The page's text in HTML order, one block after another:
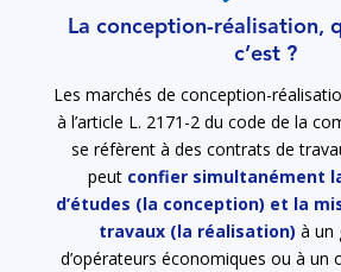
La conception-réalisation,
c’est ?
Les marchés de conception-
à l’article L. 2171-2 du code de la
se réfèrent à des contrats de
peut confier simultanément
d’études (la conception) et la
travaux (la réalisation) à un
d’opérateurs économiques ou à un